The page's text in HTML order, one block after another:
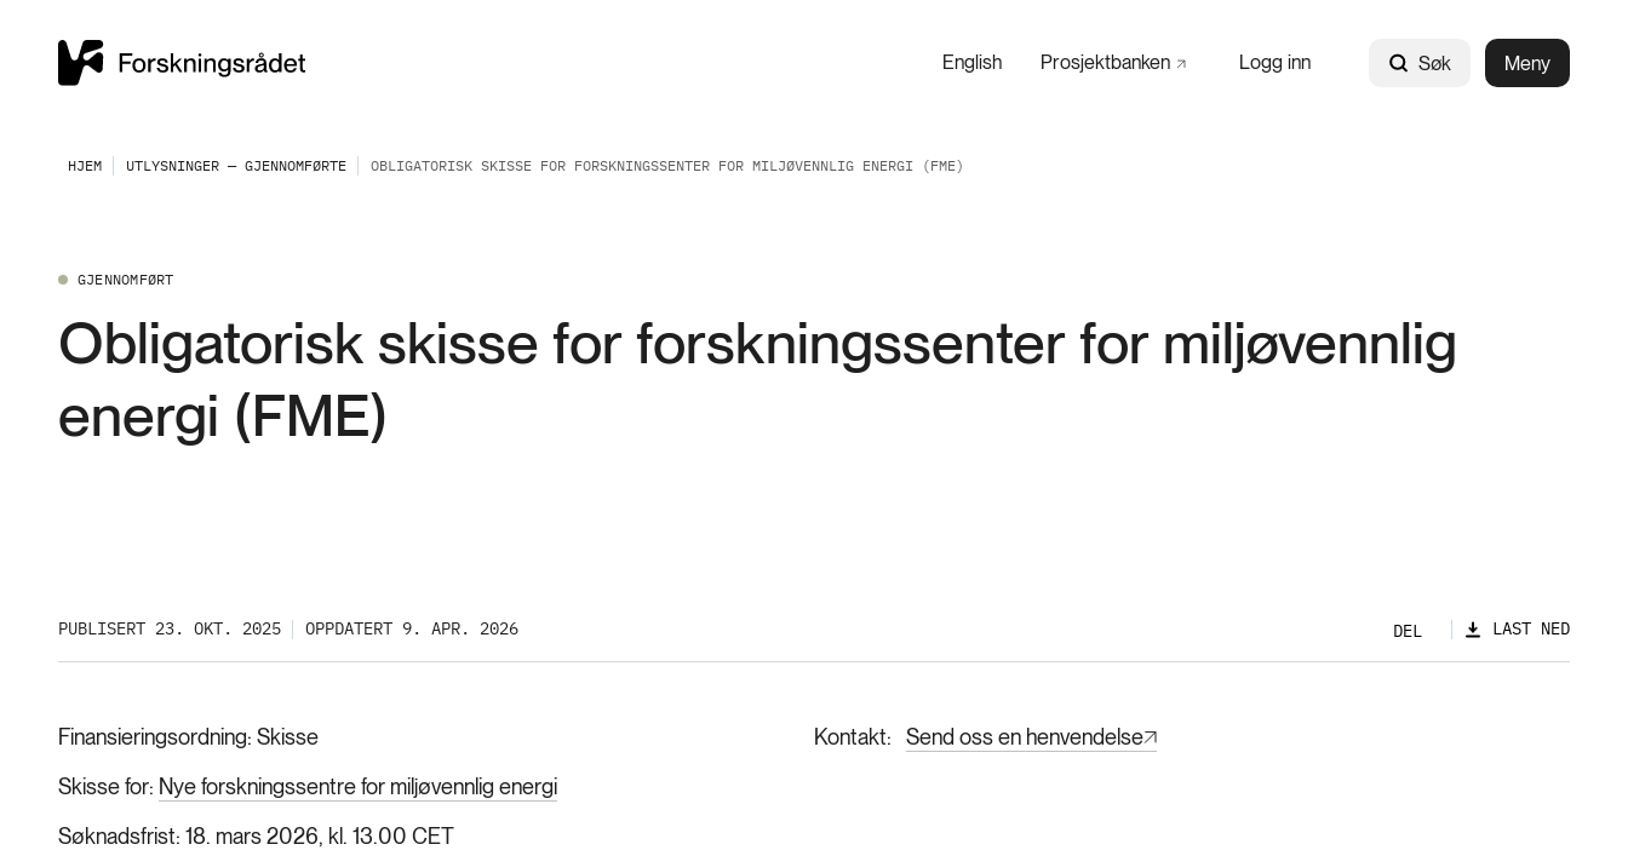
English Prosjektbanken Logg inn Søk Meny
HJEM UTLYSNINGER — GJENNOMFØRTE OBLIGATORISK SKISSE FOR FORSKNINGSSENTER FOR MILJØVENNLIG ENERGI (FME)
GJENNOMFØRT
Obligatorisk skisse for forskningssenter for miljøvennlig
energi (FME)
PUBLISERT 23. OKT. 2025 OPPDATERT 9. APR. 2026 DEL LAST NED
Finansieringsordning Skisse
Skisse for Nye forskningssentre for miljøvennlig energi
Søknadsfrist 18. mars 2026, kl. 13.00 CET
Kontakt Send oss en henvendelse